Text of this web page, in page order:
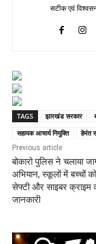
सटीक एवं
TAGS झारखंड सरकार
सहायक आचार्य नियुक्ति
हेमंत
Previous article
बोकारो पुलिस ने चलाया
अभियान, स्कूलों में बच्चों
सेफ्टी और साइबर क्राइम
जानकारी